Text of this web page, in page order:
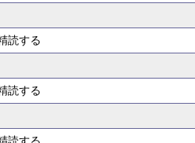
読する
読する